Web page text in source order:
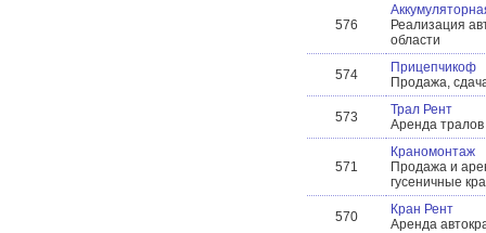
576
Реализация
области
574
Прицепчикоф
Продажа,
573
Трал Рент
Аренда тралов
571
Краномонтаж
Продажа и
гусеничные
570
Кран Рент
Аренда